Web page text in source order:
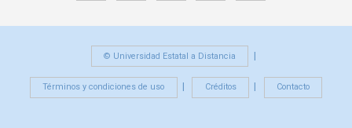
© Universidad Estatal a Distancia
Términos y condiciones de uso Créditos Contacto